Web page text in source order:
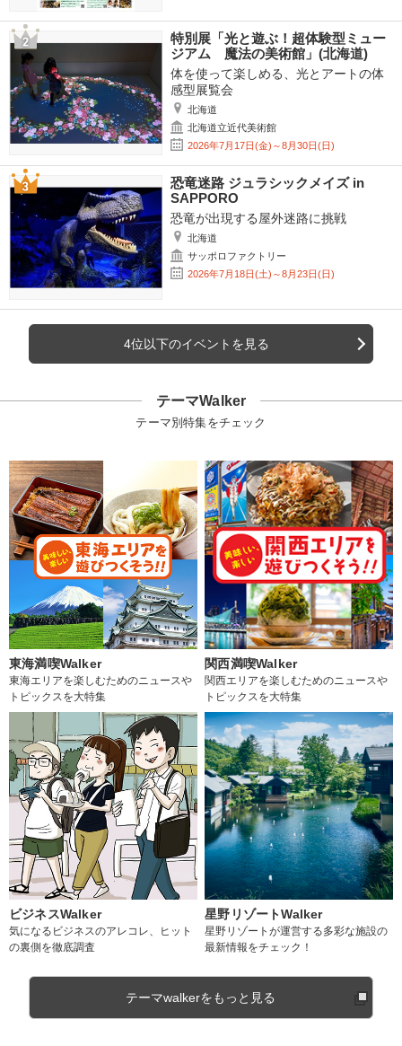
特別展「光と遊ぶ！超体験型ミュー
ジアム 魔法の美術館」(北海道)
体を使って楽しめる、光とアートの体
感型展覧会
北海道
北海道立近代美術館
2026年7月17日(金)～8月30日(日)
恐竜迷路 ジュラシックメイズ in
SAPPORO
恐竜が出現する屋外迷路に挑戦
北海道
サッポロファクトリー
2026年7月18日(土)～8月23日(日)
4位以下のイベントを見る
テーマWalker
テーマ別特集をチェック
東海満喫Walker
東海エリアを楽しむためのニュースや
トピックスを大特集
関西満喫Walker
関西エリアを楽しむためのニュースや
トピックスを大特集
ビジネスWalker
気になるビジネスのアレコレ、ヒット
の裏側を徹底調査
星野リゾートWalker
星野リゾートが運営する多彩な施設の
最新情報をチェック！
テーマwalkerをもっと見る